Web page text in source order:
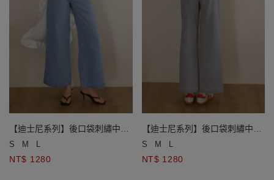
【迪士尼系列】後口袋刺繡中腰
水洗牛仔寬褲
S M L
NT$ 1280
【迪士尼系列】後口袋刺繡中腰
水洗牛仔寬褲
S M L
NT$ 1280